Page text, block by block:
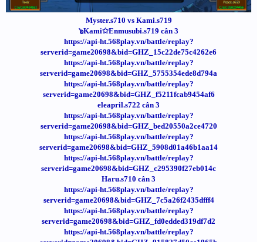
Myster.s710 vs Kami.s719
๖Kami✩Enmusubi.s719 cân 3
https://api-ht.568play.vn/battle/replay?
serverid=game20698&bid=GHZ_15c22de75c4262e6
https://api-ht.568play.vn/battle/replay?
serverid=game20698&bid=GHZ_5755354ede8d794a
https://api-ht.568play.vn/battle/replay?
serverid=game20698&bid=GHZ_f5211fcab9454af6
eleapril.s722 cân 3
https://api-ht.568play.vn/battle/replay?
serverid=game20698&bid=GHZ_bed20550a2ce4720
https://api-ht.568play.vn/battle/replay?
serverid=game20698&bid=GHZ_5908d01a46b1aa14
https://api-ht.568play.vn/battle/replay?
serverid=game20698&bid=GHZ_c295390f27eb014c
Haru.s710 cân 3
https://api-ht.568play.vn/battle/replay?
serverid=game20698&bid=GHZ_7c5a26f2435dfff4
https://api-ht.568play.vn/battle/replay?
serverid=game20698&bid=GHZ_fd0edded319df7d2
https://api-ht.568play.vn/battle/replay?